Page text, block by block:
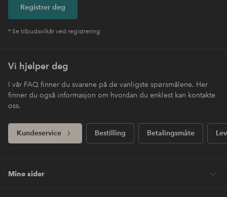
Registrer deg
* Se tilbudsvilkår ved registrering
Vi hjelper deg
I vår FAQ finner du svarene på de vanligste spørsmålene. Her
finner du også informasjon om hvordan du enklest kan kontakte
oss.
Kundeservice Bestilling Betalingsmåte
Mine sider